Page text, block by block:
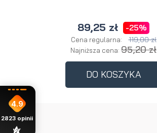
89,25 zł -25%
Cena regularna: 119,00 zł
Najniższa cena: 95,20 zł
DO KOSZYKA
4.9
2823 opinii